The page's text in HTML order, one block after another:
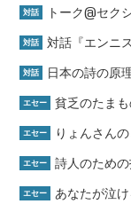
対話 トーク@セク
対話 対話『エンニ
対話 日本の詩の原
エセー 貧乏のたま
エセー りょんさん
エセー 詩人のため
エセー あなたが泣